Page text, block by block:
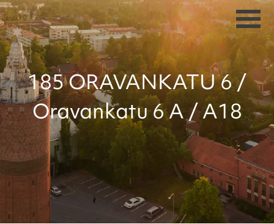
185 ORAVANKATU 6 /
Oravankatu 6 A / A18